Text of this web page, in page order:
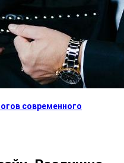
современного